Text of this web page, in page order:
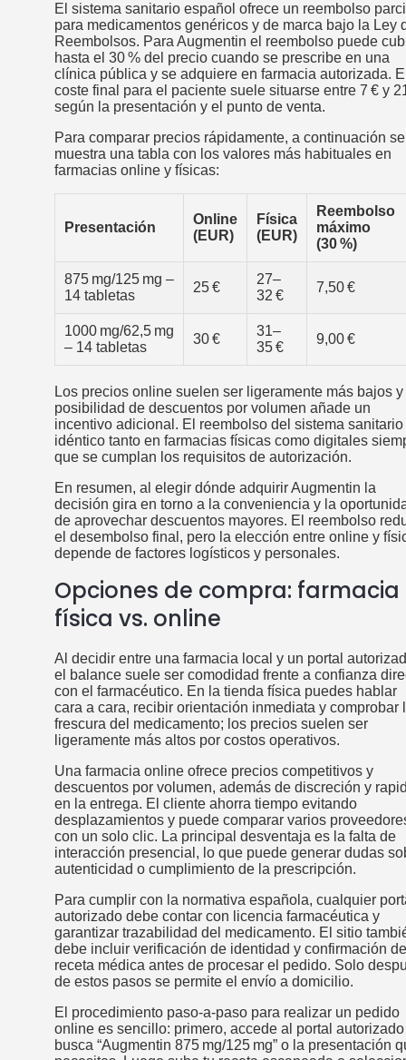
El sistema sanitario español ofrece un reembolso
para medicamentos genéricos y de marca bajo la Ley
Reembolsos. Para Augmentin el reembolso puede
hasta el 30 % del precio cuando se prescribe en una
clínica pública y se adquiere en farmacia autorizada.
coste final para el paciente suele situarse entre 7 € y
según la presentación y el punto de venta.
Para comparar precios rápidamente, a continuación se
muestra una tabla con los valores más habituales en
farmacias online y físicas:
Presentación
Online
(EUR)
Física
(EUR)
Reembolso
máximo
(30 %)
875 mg/125 mg –
14 tabletas
25 €
27–
32 €
7,50 €
1000 mg/62,5 mg
– 14 tabletas
30 €
31–
35 €
9,00 €
Los precios online suelen ser ligeramente más bajos
posibilidad de descuentos por volumen añade un
incentivo adicional. El reembolso del sistema sanitario
idéntico tanto en farmacias físicas como digitales
que se cumplan los requisitos de autorización.
En resumen, al elegir dónde adquirir Augmentin la
decisión gira en torno a la conveniencia y la
de aprovechar descuentos mayores. El reembolso
el desembolso final, pero la elección entre online y
depende de factores logísticos y personales.
Opciones de compra: farmacia
física vs. online
Al decidir entre una farmacia local y un portal
el balance suele ser comodidad frente a confianza
con el farmacéutico. En la tienda física puedes hablar
cara a cara, recibir orientación inmediata y comprobar
frescura del medicamento; los precios suelen ser
ligeramente más altos por costos operativos.
Una farmacia online ofrece precios competitivos y
descuentos por volumen, además de discreción y
en la entrega. El cliente ahorra tiempo evitando
desplazamientos y puede comparar varios
con un solo clic. La principal desventaja es la falta de
interacción presencial, lo que puede generar dudas
autenticidad o cumplimiento de la prescripción.
Para cumplir con la normativa española, cualquier
autorizado debe contar con licencia farmacéutica y
garantizar trazabilidad del medicamento. El sitio
debe incluir verificación de identidad y confirmación
receta médica antes de procesar el pedido. Solo
de estos pasos se permite el envío a domicilio.
El procedimiento paso‑a‑paso para realizar un pedido
online es sencillo: primero, accede al portal
busca “Augmentin 875 mg/125 mg” o la presentación